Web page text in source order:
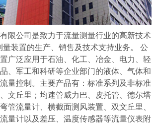
限公司是致力于流量测量行业的高新技术
装置的生产、销售及技术支持业务。 公
广泛应用于石油、化工、冶金、电力、轻
、军工和科研等企业部门的液体、气体和
量控制。主要产品有：标准系列及非标准
文丘里；均速管威力巴、皮托管、德尔塔
管流量计、横截面测风装置、双文丘里、
量计以及差压、温度传感器等流量仪表附